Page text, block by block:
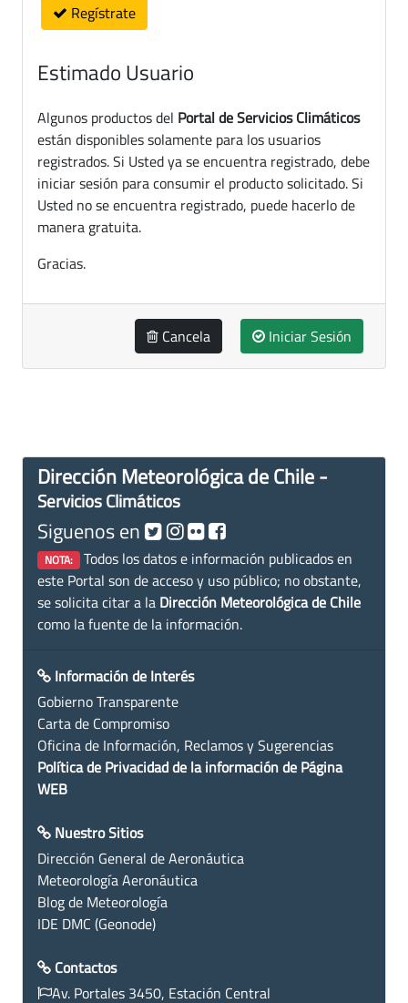
Regístrate
Estimado Usuario
Algunos productos del Portal de Servicios Climáticos
están disponibles solamente para los usuarios
registrados. Si Usted ya se encuentra registrado, debe
iniciar sesión para consumir el producto solicitado. Si
Usted no se encuentra registrado, puede hacerlo de
manera gratuita.
Gracias.
Cancela Iniciar Sesión
Dirección Meteorológica de Chile -
Servicios Climáticos
Siguenos en
NOTA: Todos los datos e información publicados en
este Portal son de acceso y uso público; no obstante,
se solicita citar a la Dirección Meteorológica de Chile
como la fuente de la información.
Información de Interés
Gobierno Transparente
Carta de Compromiso
Oficina de Información, Reclamos y Sugerencias
Política de Privacidad de la información de Página
WEB
Nuestro Sitios
Dirección General de Aeronáutica
Meteorología Aeronáutica
Blog de Meteorología
IDE DMC (Geonode)
Contactos
Av. Portales 3450, Estación Central